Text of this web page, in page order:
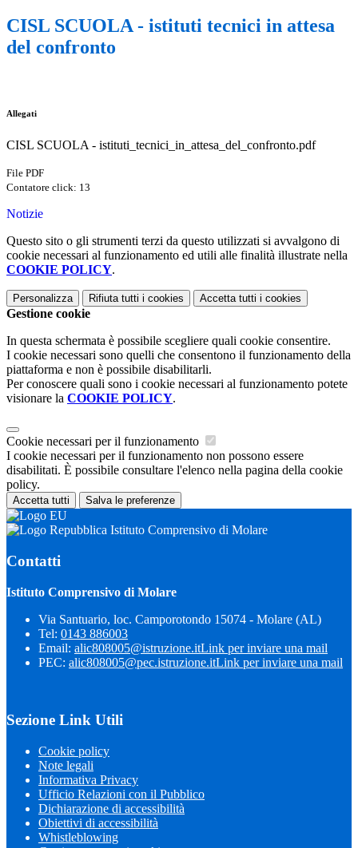
CISL SCUOLA - istituti tecnici in attesa
del confronto
Allegati
CISL SCUOLA - istituti_tecnici_in_attesa_del_confronto.pdf
File PDF
Contatore click: 13
Notizie
Questo sito o gli strumenti terzi da questo utilizzati si avvalgono di
cookie necessari al funzionamento ed utili alle finalità illustrate nella
COOKIE POLICY.
Personalizza Rifiuta tutti i cookies Accetta tutti i cookies
Gestione cookie
In questa schermata è possibile scegliere quali cookie consentire.
I cookie necessari sono quelli che consentono il funzionamento della
piattaforma e non è possibile disabilitarli.
Per conoscere quali sono i cookie necessari al funzionamento potete
visionare la COOKIE POLICY.
Cookie necessari per il funzionamento
I cookie necessari per il funzionamento non possono essere
disabilitati. È possibile consultare l'elenco nella pagina della cookie
policy.
Accetta tutti Salva le preferenze
Istituto Comprensivo di Molare
Contatti
Istituto Comprensivo di Molare
Via Santuario, loc. Camporotondo 15074 - Molare (AL)
Tel: 0143 886003
Email: alic808005@istruzione.itLink per inviare una mail
PEC: alic808005@pec.istruzione.itLink per inviare una mail
Sezione Link Utili
Cookie policy
Note legali
Informativa Privacy
Ufficio Relazioni con il Pubblico
Dichiarazione di accessibilità
Obiettivi di accessibilità
Whistleblowing